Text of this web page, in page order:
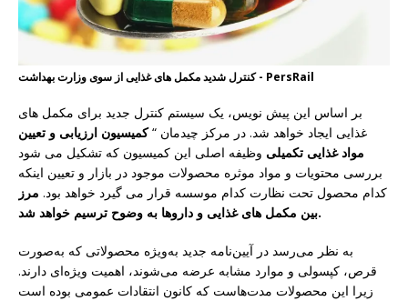
کنترل شدید مکمل های غذایی از سوی وزارت بهداشت - PersRail
بر اساس این پیش نویس، یک سیستم کنترل جدید برای مکمل های
غذایی ایجاد خواهد شد. در مرکز چیدمان “ کمیسیون ارزیابی و تعیین
مواد غذایی تکمیلی وظیفه اصلی این کمیسیون که تشکیل می شود
بررسی محتویات و مواد موثره محصولات موجود در بازار و تعیین اینکه
کدام محصول تحت نظارت کدام موسسه قرار می گیرد خواهد بود. مرز
بین مکمل های غذایی و داروها به وضوح ترسیم خواهد شد.
به نظر می‌رسد در آیین‌نامه جدید به‌ویژه محصولاتی که به‌صورت
قرص، کپسولی و موارد مشابه عرضه می‌شوند، اهمیت ویژه‌ای دارند.
زیرا این محصولات مدت‌هاست که کانون انتقادات عمومی بوده است